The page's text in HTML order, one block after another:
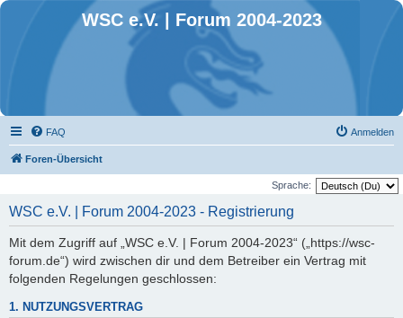
WSC e.V. | Forum 2004-2023
FAQ Anmelden
Foren-Übersicht
Sprache:
WSC e.V. | Forum 2004-2023 - Registrierung
Mit dem Zugriff auf „WSC e.V. | Forum 2004-2023“ („https://wsc-
forum.de“) wird zwischen dir und dem Betreiber ein Vertrag mit
folgenden Regelungen geschlossen:
1. NUTZUNGSVERTRAG